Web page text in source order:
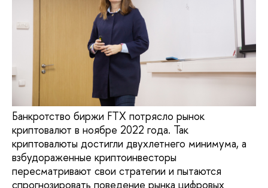
Банкротство биржи FTX потрясло рынок
криптовалют в ноябре 2022 года. Так
криптовалюты достигли двухлетнего минимума, а
взбудораженные криптоинвесторы
пересматривают свои стратегии и пытаются
спрогнозировать поведение рынка цифровых